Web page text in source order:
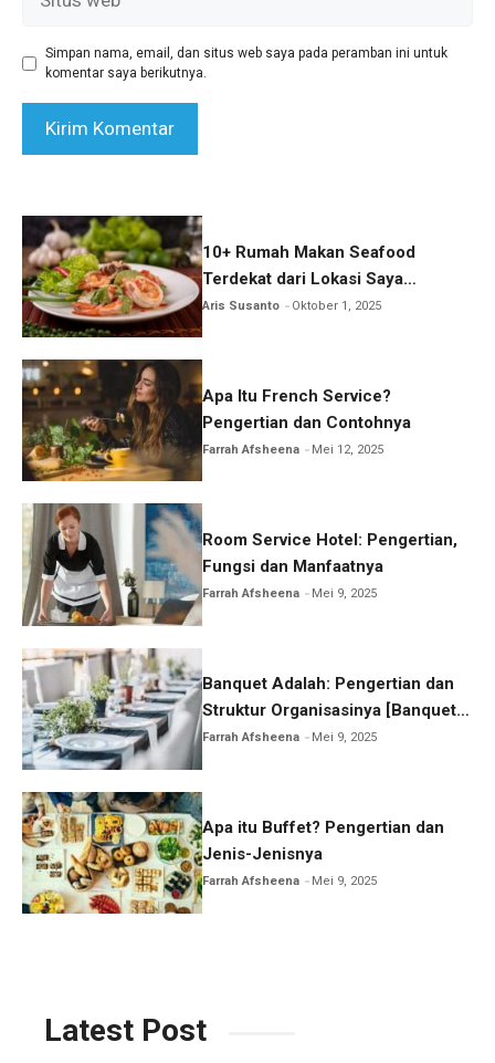
Simpan nama, email, dan situs web saya pada peramban ini untuk
komentar saya berikutnya.
10+ Rumah Makan Seafood
Terdekat dari Lokasi Saya
Sekarang
Aris Susanto Oktober 1, 2025
Apa Itu French Service?
Pengertian dan Contohnya
Farrah Afsheena Mei 12, 2025
Room Service Hotel: Pengertian,
Fungsi dan Manfaatnya
Farrah Afsheena Mei 9, 2025
Banquet Adalah: Pengertian dan
Struktur Organisasinya [Banquet
Service]
Farrah Afsheena Mei 9, 2025
Apa itu Buffet? Pengertian dan
Jenis-Jenisnya
Farrah Afsheena Mei 9, 2025
Latest Post